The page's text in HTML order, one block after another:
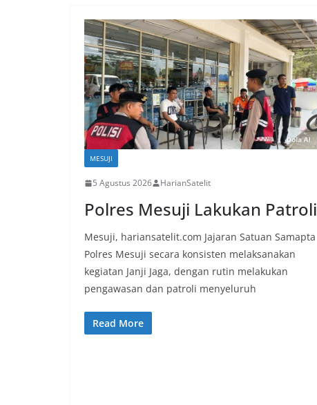
MESUJI
5 Agustus 2026 HarianSatelit
Polres Mesuji Lakukan Patroli
Mesuji, hariansatelit.com Jajaran Satuan Samapta
Polres Mesuji secara konsisten melaksanakan
kegiatan Janji Jaga, dengan rutin melakukan
pengawasan dan patroli menyeluruh
Read More